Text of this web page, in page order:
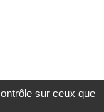
sur ceux que